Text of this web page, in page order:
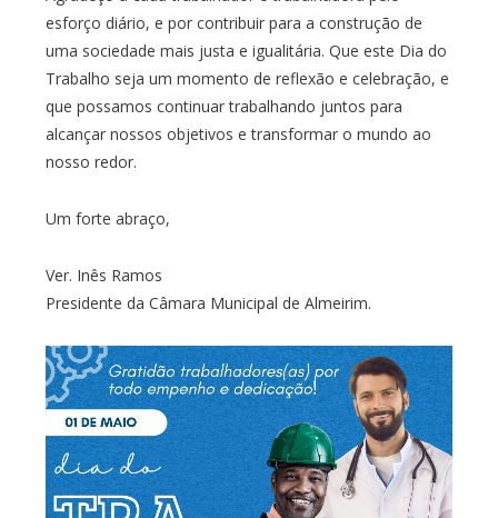
esforço diário, e por contribuir para a construção de
uma sociedade mais justa e igualitária. Que este Dia do
Trabalho seja um momento de reflexão e celebração, e
que possamos continuar trabalhando juntos para
alcançar nossos objetivos e transformar o mundo ao
nosso redor.
Um forte abraço,
Ver. Inês Ramos
Presidente da Câmara Municipal de Almeirim.